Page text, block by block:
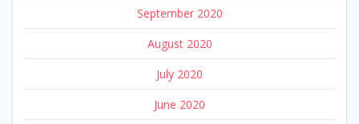
September 2020
August 2020
July 2020
June 2020